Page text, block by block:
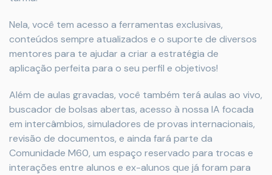
Nela, você tem acesso a ferramentas exclusivas,
conteúdos sempre atualizados e o suporte de diversos
mentores para te ajudar a criar a estratégia de
aplicação perfeita para o seu perfil e objetivos!
Além de aulas gravadas, você também terá aulas ao vivo,
buscador de bolsas abertas, acesso à nossa IA focada
em intercâmbios, simuladores de provas internacionais,
revisão de documentos, e ainda fará parte da
Comunidade M60, um espaço reservado para trocas e
interações entre alunos e ex-alunos que já foram para